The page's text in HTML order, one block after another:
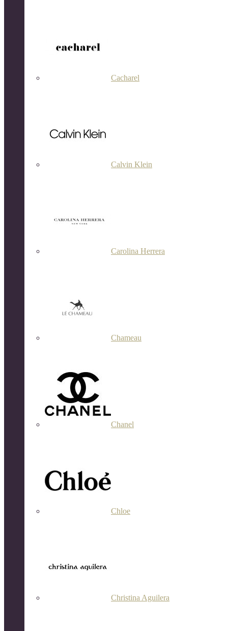
Cacharel
Calvin Klein
Carolina Herrera
Chameau
Chanel
Chloe
Christina Aguilera